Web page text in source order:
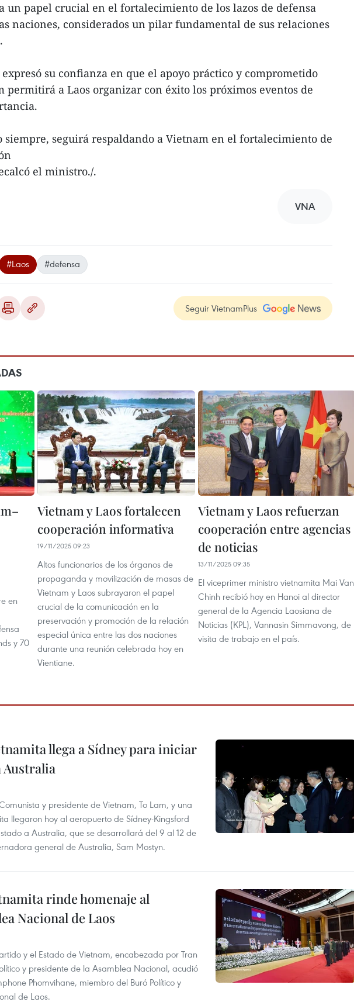
un papel crucial en el fortalecimiento de los lazos de defensa
naciones, considerados un pilar fundamental de sus relaciones
su confianza en que el apoyo práctico y comprometido
permitirá a Laos organizar con éxito los próximos eventos de
siempre, seguirá respaldando a Vietnam en el fortalecimiento de
el ministro./.
VNA
#Laos #defensa
Seguir VietnamPlus
en
y 70
Vietnam y Laos fortalecen
cooperación informativa
19/11/2025 09:23
Altos funcionarios de los órganos de
propaganda y movilización de masas de
Vietnam y Laos subrayaron el papel
crucial de la comunicación en la
preservación y promoción de la relación
especial única entre las dos naciones
durante una reunión celebrada hoy en
Vientiane.
Vietnam y Laos refuerzan
cooperación entre agencias
de noticias
13/11/2025 09:35
El viceprimer ministro vietnamita Mai Van
Chinh recibió hoy en Hanoi al director
general de la Agencia Laosiana de
Noticias (KPL), Vannasin Simmavong, de
visita de trabajo en el país.
llega a Sídney para iniciar
Australia
y presidente de Vietnam, To Lam, y una
llegaron hoy al aeropuerto de Sídney-Kingsford
a Australia, que se desarrollará del 9 al 12 de
general de Australia, Sam Mostyn.
rinde homenaje al
Nacional de Laos
y el Estado de Vietnam, encabezada por Tran
y presidente de la Asamblea Nacional, acudió
Phomvihane, miembro del Buró Político y
de Laos.